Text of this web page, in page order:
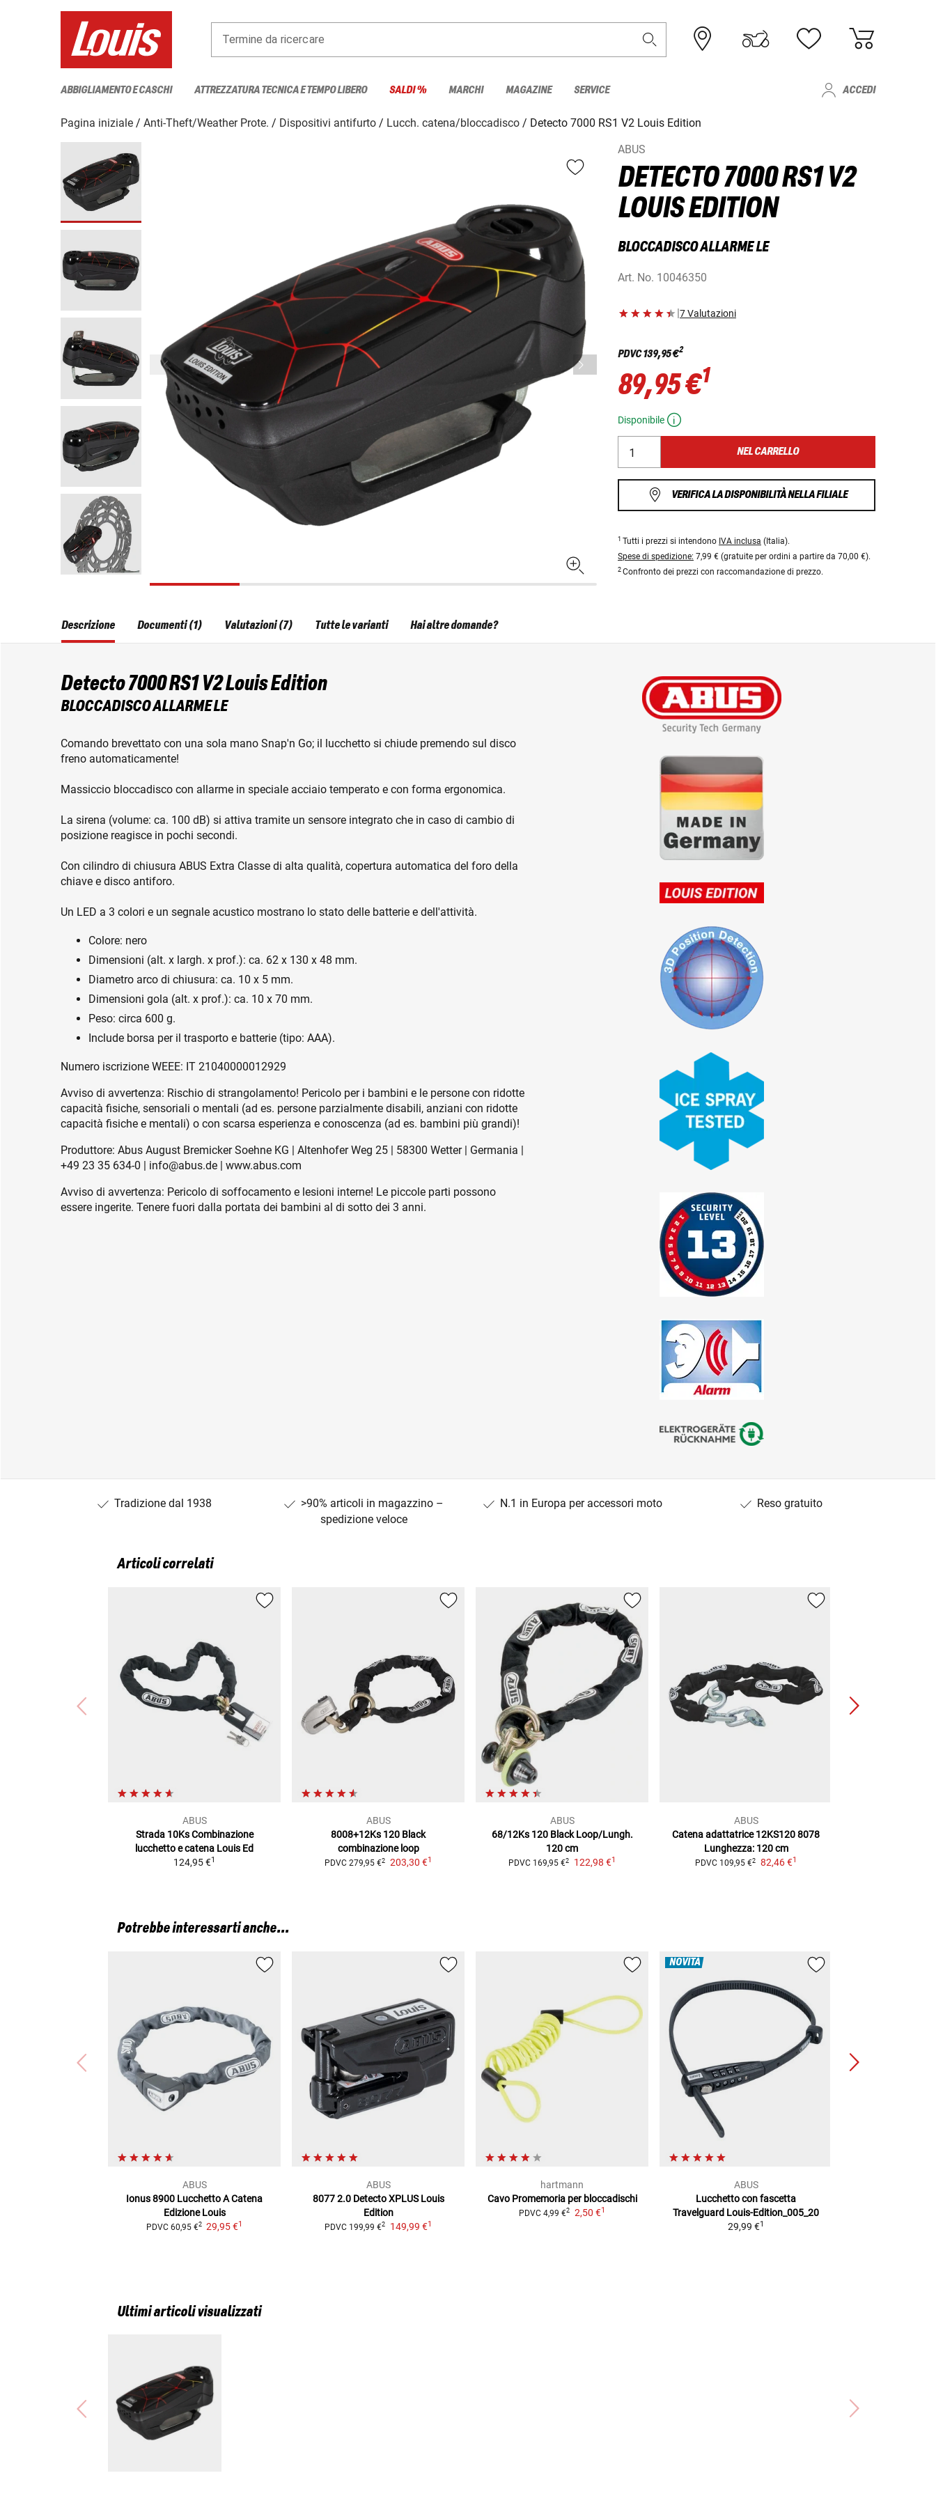
Termine da ricercare
ABBIGLIAMENTO E CASCHI ATTREZZATURA TECNICA E TEMPO LIBERO SALDI % MARCHI MAGAZINE SERVICE ACCEDI
Pagina iniziale Anti-Theft/Weather Prote. Dispositivi antifurto Lucch. catena/bloccadisco
Detecto 7000 RS1 V2 Louis Edition
ABUS
DETECTO 7000 RS1 V2
LOUIS EDITION
BLOCCADISCO ALLARME LE
Art. No. 10046350
|7 Valutazioni
PDVC139,95 €2
89,95 €1
Disponibile
NEL CARRELLO
VERIFICA LA DISPONIBILITÀ NELLA FILIALE
1 Tutti i prezzi si intendono IVA inclusa (Italia).
Spese di spedizione: 7,99 € (gratuite per ordini a partire da 70,00 €).
2 Confronto dei prezzi con raccomandazione di prezzo.
Descrizione
Detecto 7000 RS1 V2 Louis Edition
BLOCCADISCO ALLARME LE
Comando brevettato con una sola mano Snap'n Go; il lucchetto si chiude premendo sul disco
freno automaticamente!
Massiccio bloccadisco con allarme in speciale acciaio temperato e con forma ergonomica.
La sirena (volume: ca. 100 dB) si attiva tramite un sensore integrato che in caso di cambio di
posizione reagisce in pochi secondi.
Con cilindro di chiusura ABUS Extra Classe di alta qualità, copertura automatica del foro della
chiave e disco antiforo.
Un LED a 3 colori e un segnale acustico mostrano lo stato delle batterie e dell'attività.
Colore: nero
Dimensioni (alt. x largh. x prof.): ca. 62 x 130 x 48 mm.
Diametro arco di chiusura: ca. 10 x 5 mm.
Dimensioni gola (alt. x prof.): ca. 10 x 70 mm.
Peso: circa 600 g.
Include borsa per il trasporto e batterie (tipo: AAA).
Numero iscrizione WEEE: IT 21040000012929
Avviso di avvertenza: Rischio di strangolamento! Pericolo per i bambini e le persone con ridotte
capacità fisiche, sensoriali o mentali (ad es. persone parzialmente disabili, anziani con ridotte
capacità fisiche e mentali) o con scarsa esperienza e conoscenza (ad es. bambini più grandi)!
Produttore: Abus August Bremicker Soehne KG | Altenhofer Weg 25 | 58300 Wetter | Germania |
+49 23 35 634-0 | info@abus.de | www.abus.com
Avviso di avvertenza: Pericolo di soffocamento e lesioni interne! Le piccole parti possono
essere ingerite. Tenere fuori dalla portata dei bambini al di sotto dei 3 anni.
Documenti (1) Valutazioni (7) Tutte le varianti Hai altre domande?
Tradizione dal 1938
>90% articoli in magazzino –
spedizione veloce
N.1 in Europa per accessori moto Reso gratuito
Articoli correlati
ABUS
Strada 10Ks Combinazione
lucchetto e catena Louis Ed
124,95 €1
ABUS
8008+12Ks 120 Black
combinazione loop
PDVC 279,95 €2 203,30 €1
ABUS
68/12Ks 120 Black Loop/Lungh.
120 cm
PDVC 169,95 €2 122,98 €1
ABUS
Catena adattatrice 12KS120 8078
Lunghezza: 120 cm
PDVC 109,95 €2 82,46 €1
Potrebbe interessarti anche...
ABUS
Ionus 8900 Lucchetto A Catena
Edizione Louis
PDVC 60,95 €2 29,95 €1
ABUS
8077 2.0 Detecto XPLUS Louis
Edition
PDVC 199,99 €2 149,99 €1
hartmann
Cavo Promemoria per bloccadischi
PDVC 4,99 €2 2,50 €1
NOVITÀ
ABUS
Lucchetto con fascetta
Travelguard Louis-Edition_005_20
29,99 €1
Ultimi articoli visualizzati